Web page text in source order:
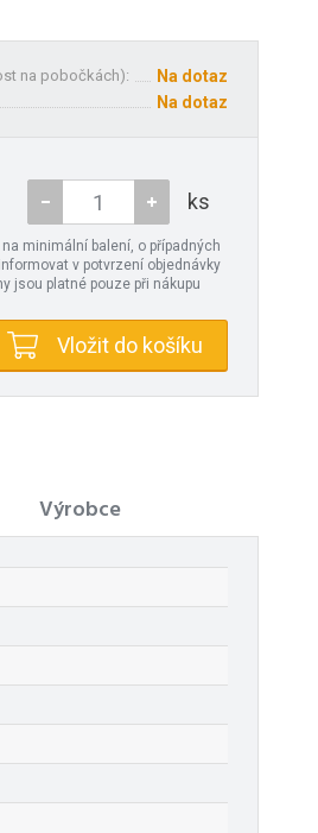
na pobočkách):
Na dotaz
Na dotaz
ks
minimální balení, o případných
v potvrzení objednávky
jsou platné pouze při nákupu
Vložit do košíku
Výrobce